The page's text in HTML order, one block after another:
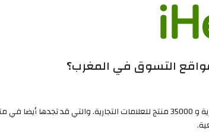
التسوق في المغرب؟
ايهرب هو أحد أكبر متاجر المنتجات الطبيعية في العالم وستجد أكثر من 1200 علامة تجارية و 35000 منتج